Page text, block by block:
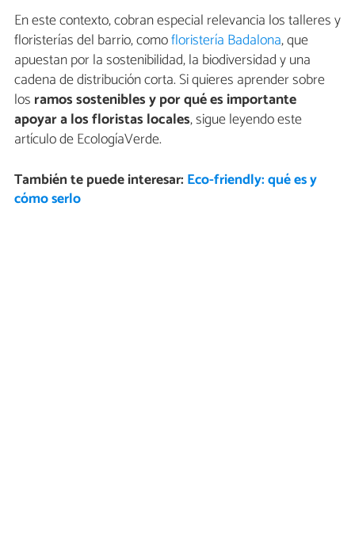
En este contexto, cobran especial relevancia los talleres y
floristerías del barrio, comofloristería Badalona, que
apuestan por la sostenibilidad, la biodiversidad y una
cadena de distribución corta. Si quieres aprender sobre
los ramos sostenibles y por qué es importante
apoyar a los floristas locales, sigue leyendo este
artículo de EcologíaVerde.
También te puede interesar: Eco-friendly: qué es y
cómo serlo